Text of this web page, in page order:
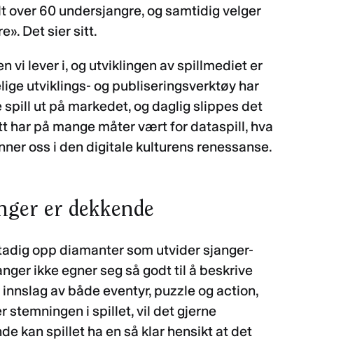
60 undersjangre, og samtidig velger
Det sier sitt.
vi lever i, og utviklingen av spillmediet er
utviklings- og publiseringsverktøy har
ut på markedet, og daglig slippes det
har på mange måter vært for dataspill, hva
oss i den digitale kulturens renessanse.
er dekkende
opp diamanter som utvider sjanger-
ikke egner seg så godt til å beskrive
av både eventyr, puzzle og action,
stemningen i spillet, vil det gjerne
kan spillet ha en så klar hensikt at det